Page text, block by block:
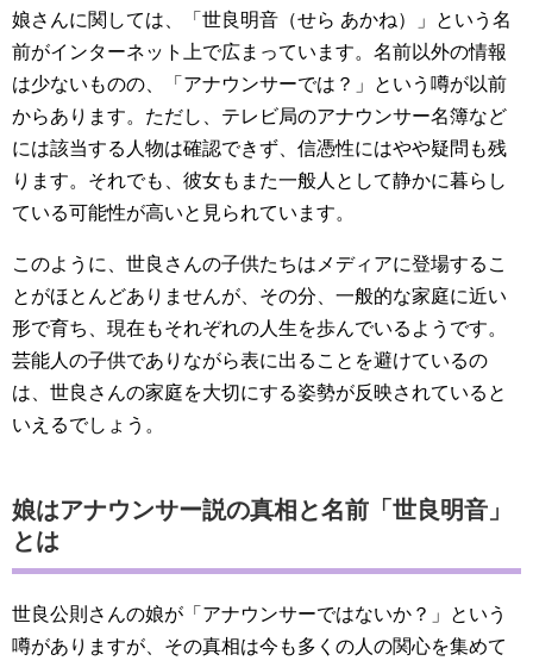
娘さんに関しては、「世良明音（せら あかね）」という名
前がインターネット上で広まっています。名前以外の情報
は少ないものの、「アナウンサーでは？」という噂が以前
からあります。ただし、テレビ局のアナウンサー名簿など
には該当する人物は確認できず、信憑性にはやや疑問も残
ります。それでも、彼女もまた一般人として静かに暮らし
ている可能性が高いと見られています。
このように、世良さんの子供たちはメディアに登場するこ
とがほとんどありませんが、その分、一般的な家庭に近い
形で育ち、現在もそれぞれの人生を歩んでいるようです。
芸能人の子供でありながら表に出ることを避けているの
は、世良さんの家庭を大切にする姿勢が反映されていると
いえるでしょう。
娘はアナウンサー説の真相と名前「世良明音」
とは
世良公則さんの娘が「アナウンサーではないか？」という
噂がありますが、その真相は今も多くの人の関心を集めて